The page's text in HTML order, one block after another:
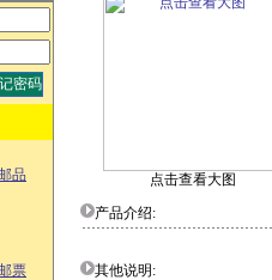
品
票
点击查看大图
产品介绍:
其他说明: